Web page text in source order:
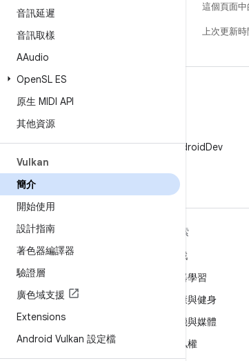
音訊延遲
音訊取樣
AAudio
OpenSL ES
原生 MIDI API
其他資源
Vulkan
簡介
開始使用
設計指南
著色器編譯器
驗證層
廣色域支援
Extensions
Android Vulkan 設定檔
這個頁面
上次更新
在 X 中追蹤 @AndroidDev
深入瞭解 ANDROID
Android
企業專用 Android
安全性
原始碼
新聞
探索
遊戲
機器學習
健康與健身
相機與媒體
隱私權